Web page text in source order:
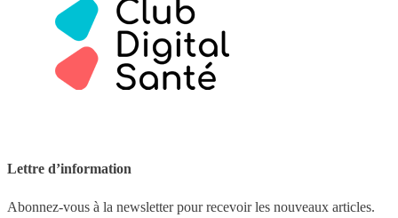
Lettre d’information
Abonnez-vous à la newsletter pour recevoir les nouveaux articles.